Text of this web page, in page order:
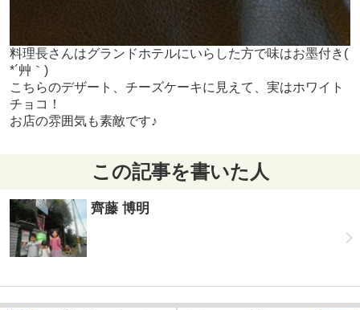
料理長さんはグランドホテルにいらした方で味はお墨付き(
*´艸｀)
こちらのデザート、チーズケーキに見えて、実はホワイト
チョコ！
お店の雰囲気も素敵です♪
この記事を書いた人
齊藤 博明